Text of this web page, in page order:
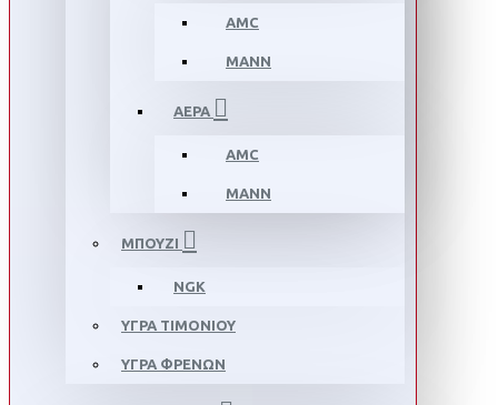
AMC
MANN
ΑΕΡΑ
AMC
MANN
ΜΠΟΥΖΙ
NGK
ΥΓΡΑ ΤΙΜΟΝΙΟΥ
ΥΓΡΑ ΦΡΕΝΩΝ